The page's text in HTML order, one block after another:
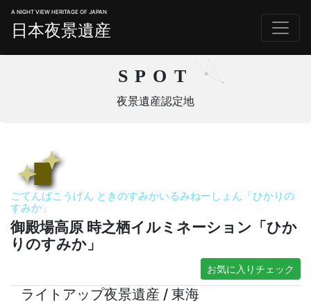
A NIGHT VIEW HERITAGE OF JAPAN
日本夜景遺産
SPOT
夜景遺産認定地
ごてんばこうげん ときのすみかいるみねーしょん「ひかりの
すみか」
御殿場高原 時之栖イルミネーション「ひか
りのすみか」
お気に入りチェック
ライトアップ夜景遺産 / 東海